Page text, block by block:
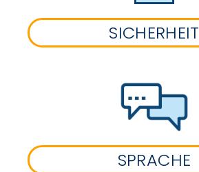
SICHERHEIT
SPRACHE